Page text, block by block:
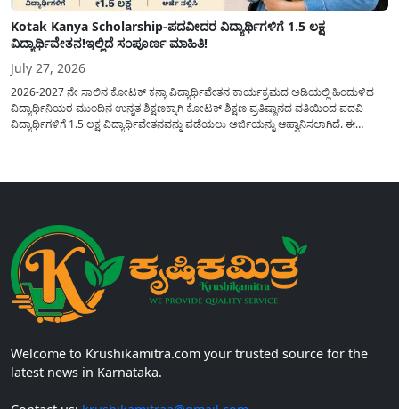
Kotak Kanya Scholarship-ಪದವೀದರ ವಿದ್ಯಾರ್ಥಿಗಳಿಗೆ 1.5 ಲಕ್ಷ
ವಿದ್ಯಾರ್ಥಿವೇತನ!ಇಲ್ಲಿದೆ ಸಂಪೂರ್ಣ ಮಾಹಿತಿ!
July 27, 2026
2026-2027 ನೇ ಸಾಲಿನ ಕೋಟಕ್ ಕನ್ಯಾ ವಿದ್ಯಾರ್ಥಿವೇತನ ಕಾರ್ಯಕ್ರಮದ ಅಡಿಯಲ್ಲಿ ಹಿಂದುಳಿದ
ವಿದ್ಯಾರ್ಥಿನಿಯರ ಮುಂದಿನ ಉನ್ನತ ಶಿಕ್ಷಣಕ್ಕಾಗಿ ಕೋಟಕ್ ಶಿಕ್ಷಣ ಪ್ರತಿಷ್ಠಾನದ ವತಿಯಿಂದ ಪದವಿ
ವಿದ್ಯಾರ್ಥಿಗಳಿಗೆ 1.5 ಲಕ್ಷ ವಿದ್ಯಾರ್ಥಿವೇತನವನ್ನು ಪಡೆಯಲು ಅರ್ಜಿಯನ್ನು ಆಹ್ವಾನಿಸಲಾಗಿದೆ. ಈ
Welcome to Krushikamitra.com your trusted source for the
latest news in Karnataka.